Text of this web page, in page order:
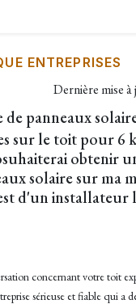
ENTREPRISES
Dernière mise à
de panneaux
sur le toit pour 6
obtenir
solaire sur ma
d'un installateur
concernant votre toit
sérieuse et fiable qui a